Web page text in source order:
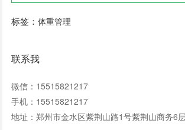
标签：体重管理
联系我
微信：15515821217
手机：15515821217
地址：郑州市金水区紫荆山路1号紫荆山商务6